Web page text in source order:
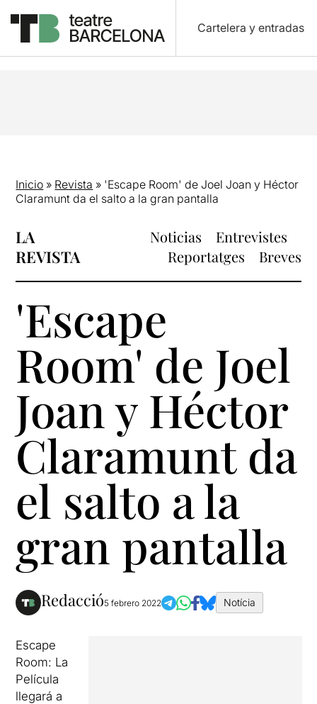
Cartelera y entradas
Inicio » Revista » 'Escape Room' de Joel Joan y Héctor
Claramunt da el salto a la gran pantalla
LA
REVISTA
Noticias
Entrevistes
Reportatges
Breves
'Escape
Room' de Joel
Joan y Héctor
Claramunt da
el salto a la
gran pantalla
Redacció5 febrero 2022 Notícia
Escape
Room: La
Película
llegará a